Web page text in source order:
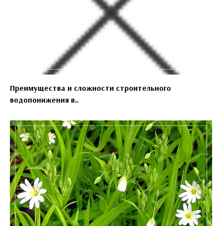
Преимущества и сложности строительного
водопонижения в..